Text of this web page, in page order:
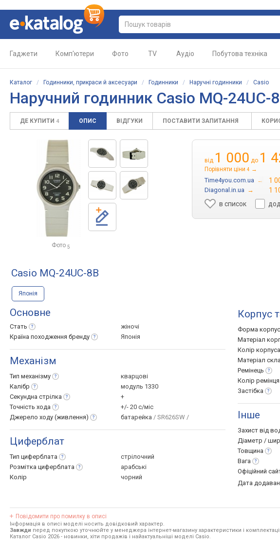
Гаджети Комп'ютери Фото TV Аудіо Побутова техніка
Каталог / Годинники, прикраси й аксесуари / Годинники / Наручні годинники / Casio
Наручний годинник Casio MQ-24UC-
ДЕ КУПИТИ 4 ОПИС ВІДГУКИ ПОСТАВИТИ ЗАПИТАННЯ
Фото 5
від 1 000 до 1
Порівняти ціни 4 →
Time4you.com.ua → 1
Diagonal.in.ua → 1
в список
Casio MQ-24UC-8B
Японія
Основне
Стать
жіночі
Країна походження бренду Японія
Механізм
Тип механізму
кварцові
Калібр
модуль 1330
Секундна стрілка
+
Точність хода
+/- 20 с/міс
Джерело ходу (живлення) батарейка / SR626SW /
Циферблат
Тип циферблата
стрілочний
Розмітка циферблата
арабські
Колір
чорний
Корпус
Форма
Матеріал
Колір корпуса
Матеріал скла
Ремінець
Колір ремінця
Застібка
Інше
Захист від
Діаметр /
Товщина
Вага
Офіційний
Дата
Повідомити про помилку в описі
Інформація в описі моделі носить довідковий характер.
Завжди перед покупкою уточнюйте у менеджера інтернет-магазину характеристики і
Каталог Casio 2026 - новинки, хіти продажів і найактуальніші моделі Casio.